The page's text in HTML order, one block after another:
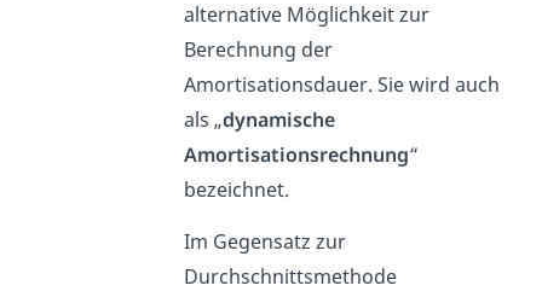
alternative Möglichkeit zur
Berechnung der
Amortisationsdauer. Sie wird auch
als „dynamische
Amortisationsrechnung“
bezeichnet.
Im Gegensatz zur
Durchschnittsmethode